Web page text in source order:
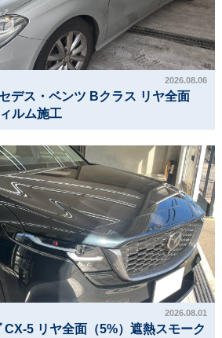
2026.08.06
デス・ベンツ Bクラス リヤ全面
ルム施工
2026.08.01
CX-5 リヤ全面（5%）遮熱スモーク